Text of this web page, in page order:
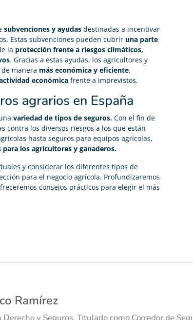
subvenciones y ayudas destinadas a incentivar
Estas subvenciones pueden cubrir una parte
la protección frente a riesgos climáticos,
. Gracias a estas ayudas, los agricultores y
manera más económica y eficiente,
económica frente a imprevistos.
agrarios en España
variedad de tipos de seguros. Con el fin de
contra los diversos riesgos a los que están
hasta seguros para equipos agrícolas,
los agricultores y ganaderos.
y considerar los diferentes tipos de
para el negocio agrícola. Profundizaremos
consejos prácticos para elegir el más
Ramírez
Derecho y Seguros. Titulado como Corredor de